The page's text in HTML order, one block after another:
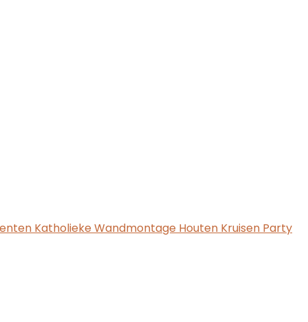
Katholieke Wandmontage Houten Kruisen Party